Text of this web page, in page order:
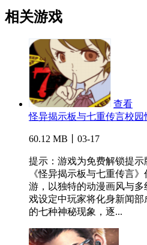
相关游戏
查看
怪异揭示板与七重传言校园
60.12 MB丨03-17
提示：游戏为免费解锁提示
《怪异揭示板与七重传言
游，以独特的动漫画风与
戏设定中玩家将化身新闻
的七种神秘现象，逐...